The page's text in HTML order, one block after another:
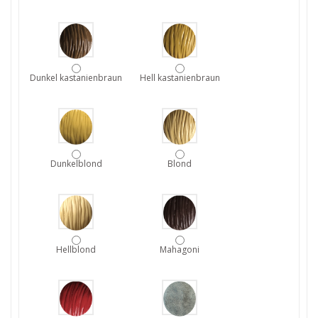
Dunkel kastanienbraun Hell kastanienbraun
Dunkelblond Blond
Hellblond Mahagoni